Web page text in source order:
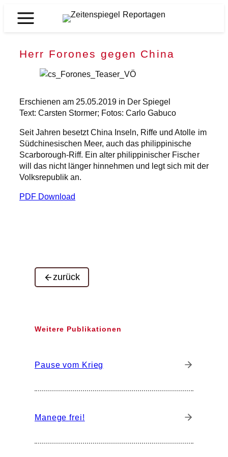
Inhalt
Zeitenspiegel
Herr Forones gegen China
Erschienen am 25.05.2019 in Der Spiegel
Text: Carsten Stormer; Fotos: Carlo Gabuco
Seit Jahren besetzt China Inseln, Riffe und Atolle im
Südchinesischen Meer, auch das philippinische
Scarborough-Riff. Ein alter philippinischer Fischer
will das nicht länger hinnehmen und legt sich mit der
Volksrepublik an.
PDF Download
zurück
Weitere Publikationen
Pause vom Krieg
Manege frei!